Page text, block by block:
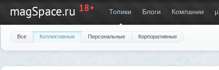
magSpace.ru 18+ Топики Блоги Компании μ
Все Коллективные Персональные Корпоративные